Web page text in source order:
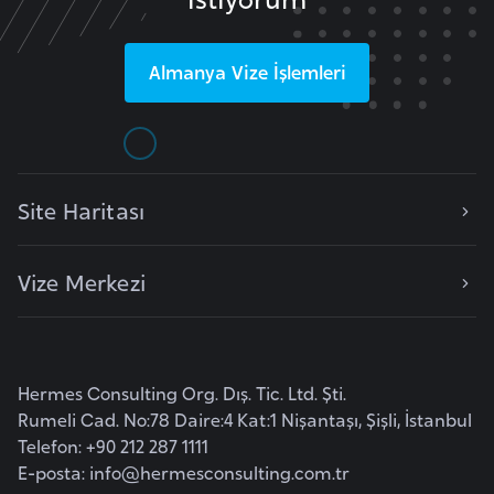
Almanya Vize İşlemleri
Site Haritası
Vize Merkezi
Hermes Consulting Org. Dış. Tic. Ltd. Şti.
Rumeli Cad. No:78 Daire:4 Kat:1 Nişantaşı, Şişli, İstanbul
Telefon: +90 212 287 1111
E-posta: info@hermesconsulting.com.tr
l
a
k
i
n
a